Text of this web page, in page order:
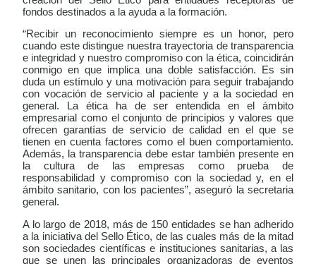
fondos destinados a la ayuda a la formación.
“Recibir un reconocimiento siempre es un honor, pero
cuando este distingue nuestra trayectoria de transparencia
e integridad y nuestro compromiso con la ética, coincidirán
conmigo en que implica una doble satisfacción. Es sin
duda un estímulo y una motivación para seguir trabajando
con vocación de servicio al paciente y a la sociedad en
general. La ética ha de ser entendida en el ámbito
empresarial como el conjunto de principios y valores que
ofrecen garantías de servicio de calidad en el que se
tienen en cuenta factores como el buen comportamiento.
Además, la transparencia debe estar también presente en
la cultura de las empresas como prueba de
responsabilidad y compromiso con la sociedad y, en el
ámbito sanitario, con los pacientes”, aseguró la secretaria
general.
A lo largo de 2018, más de 150 entidades se han adherido
a la iniciativa del Sello Ético, de las cuales más de la mitad
son sociedades científicas e instituciones sanitarias, a las
que se unen las principales organizadoras de eventos